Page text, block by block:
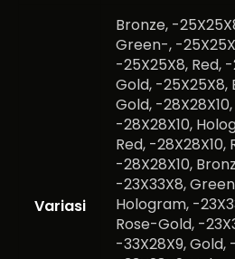
Variasi
Bronze, -
Green-, -
-25X25X8, Red,
Gold, -25X25X8,
Gold, -
-28X28X10,
Red, -28X28X10,
-28X28X10,
-23X33X8,
Hologram, -
Rose-Gold, -
-33X28X9, Gold,